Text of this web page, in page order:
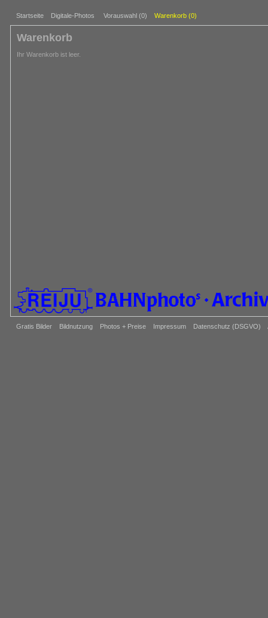
Startseite Digitale-Photos Vorauswahl (0) Warenkorb (0)
Gratis Bilder Bildnutzung Photos + Preise Impressum Datenschutz (DSGVO)
Warenkorb
Ihr Warenkorb ist leer.